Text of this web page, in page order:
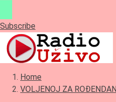
Subscribe
Home
VOLJENOJ ZA ROĐENDAN